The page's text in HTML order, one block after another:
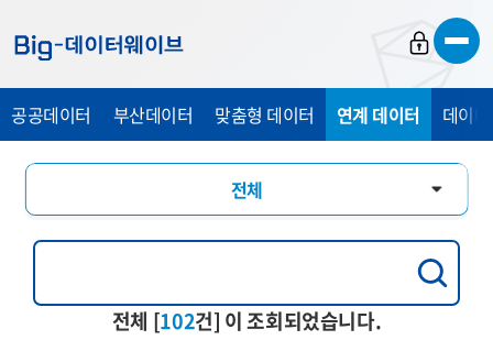
가
가
가
공공데이터 부산데이터 맞춤형 데이터 연계 데이터 데이
전체
통합
전체 [102건] 이 조회되었습니다.